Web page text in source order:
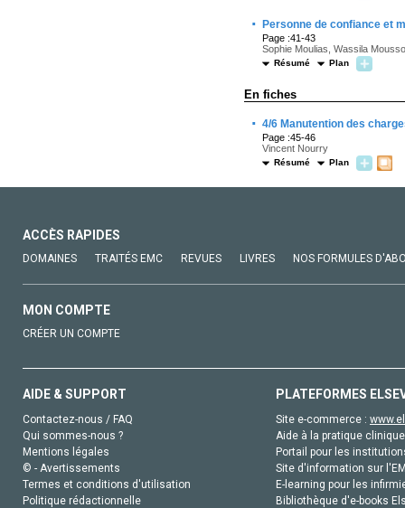
· Personne de confiance et
Page :41-43
Sophie Moulias, Wassila
Résumé Plan
En fiches
· 4/6 Manutention des
Page :45-46
Vincent Nourry
Résumé Plan
ACCÈS RAPIDES
DOMAINES TRAITÉS EMC REVUES LIVRES NOS FORMULES
MON COMPTE
CRÉER UN COMPTE
AIDE & SUPPORT
Contactez-nous / FAQ
Qui sommes-nous ?
Mentions légales
© - Avertissements
Termes et conditions d'utilisation
Politique rédactionnelle
PLATEFORMES
Site e-commerce :
Aide à la pratique
Portail pour les
Site d'information sur
E-learning pour les
Bibliothèque d'e-books